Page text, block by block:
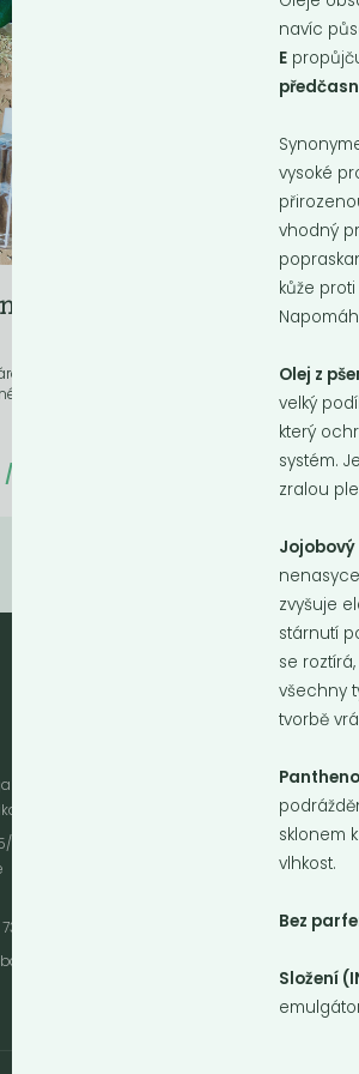
gel na
k pokožce šetrný gel
očištění rukou bez použití
košíku:
/ Kg
potraviny
413
Otevírací
Sobota 10:00 -
Neděle - zavřeno
navíc
E
vysoké
vhodný
kůže
Olej z
velký
který
systém.
zralou
Jojobový
zvyšuje
stárnutí
se
všechny
tvorbě
sklonem
vlhkost.
Bez
Složení
poskytování služeb, personalizaci reklam a analýze
pro zobrazení cílené reklamy. Personalizaci a